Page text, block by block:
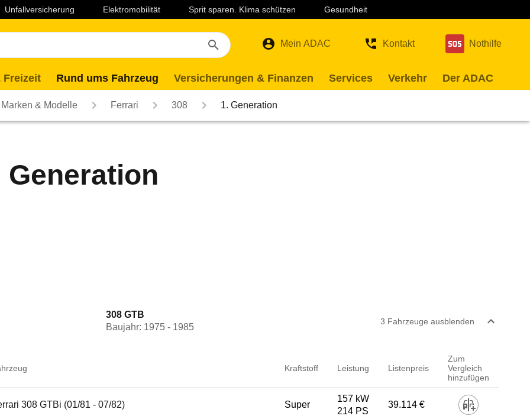
Unfallversicherung Elektromobilität Sprit sparen. Klima schützen Gesundheit
Mein ADAC Kontakt Nothilfe
Freizeit Rund ums Fahrzeug Versicherungen & Finanzen Services Verkehr Der ADAC
Marken & Modelle Ferrari 308 1. Generation
Generation
308 GTB
Baujahr: 1975 - 1985
3 Fahrzeuge ausblenden
Kraftstoff Leistung Listenpreis
Zum
Vergleich
hinzufügen
308 GTBi (01/81 - 07/82) Super
157 kW
214 PS
39.114 €